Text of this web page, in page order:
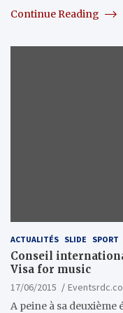
Continue Reading
ACTUALITÉS SLIDE SPORT
Conseil
Visa for music
17/06/2015
A peine à sa